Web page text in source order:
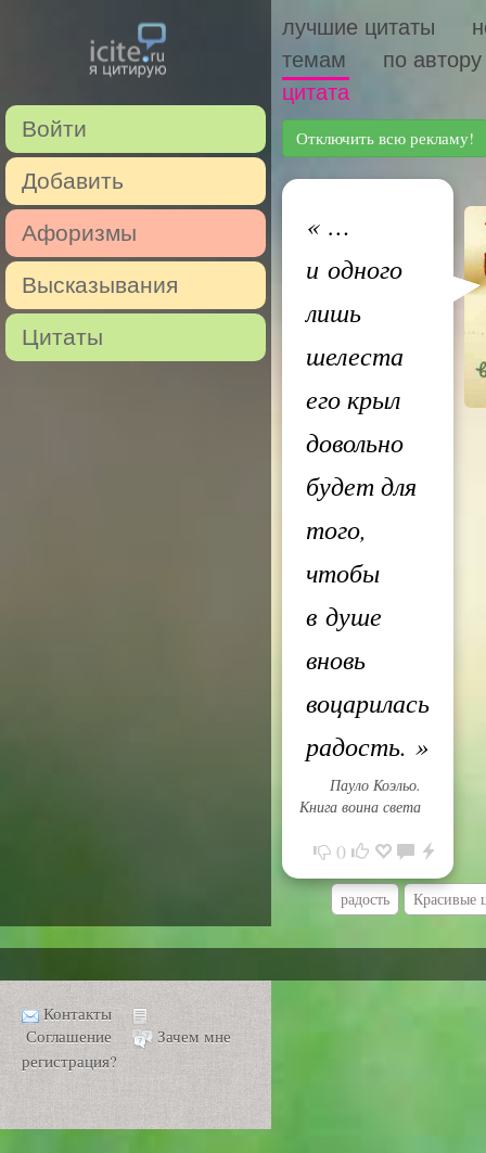
Войти
Добавить
Афоризмы
Высказывания
Цитаты
лучшие цитаты
темам
по автору
цитата
Отключить всю рекламу!
«…
и одного
лишь
шелеста
его крыл
довольно
будет для
того,
чтобы
в душе
вновь
воцарилась
радость. »
Пауло Коэльо.
Книга воина света
0
радость Красивые
Контакты
Соглашение
Зачем мне
регистрация?